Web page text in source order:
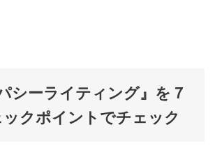
シーライティング』を７
クポイントでチェック